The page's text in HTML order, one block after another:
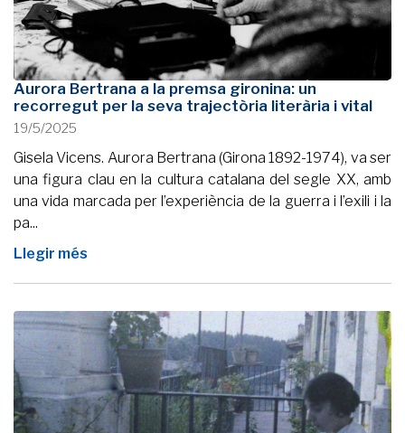
Aurora Bertrana a la premsa gironina: un
recorregut per la seva trajectòria literària i vital
19/5/2025
Gisela Vicens. Aurora Bertrana (Girona 1892-1974), va ser
una figura clau en la cultura catalana del segle XX, amb
una vida marcada per l’experiència de la guerra i l’exili i la
pa...
Llegir més